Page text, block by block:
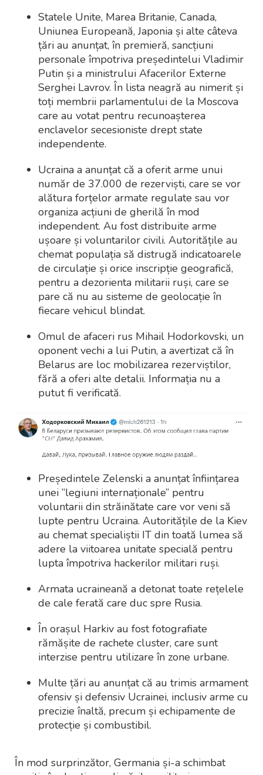
Statele Unite, Marea Britanie, Canada,
Uniunea Europeană, Japonia și alte câteva
țări au anunțat, în premieră, sancțiuni
personale împotriva președintelui Vladimir
Putin și a ministrului Afacerilor Externe
Serghei Lavrov. În lista neagră au nimerit și
toți membrii parlamentului de la Moscova
care au votat pentru recunoașterea
enclavelor secesioniste drept state
independente.
Ucraina a anunțat că a oferit arme unui
număr de 37.000 de rezerviști, care se vor
alătura forțelor armate regulate sau vor
organiza acțiuni de gherilă în mod
independent. Au fost distribuite arme
ușoare și voluntarilor civili. Autoritățile au
chemat populația să distrugă indicatoarele
de circulație și orice inscripție geografică,
pentru a dezorienta militarii ruși, care se
pare că nu au sisteme de geolocație în
fiecare vehicul blindat.
Omul de afaceri rus Mihail Hodorkovski, un
oponent vechi a lui Putin, a avertizat că în
Belarus are loc mobilizarea rezerviștilor,
fără a oferi alte detalii. Informația nu a
putut fi verificată.
Președintele Zelenski a anunțat înființarea
unei ”legiuni internaționale” pentru
voluntarii din străinătate care vor veni să
lupte pentru Ucraina. Autoritățile de la Kiev
au chemat specialiștii IT din toată lumea să
adere la viitoarea unitate specială pentru
lupta împotriva hackerilor militari ruși.
Armata ucraineană a detonat toate rețelele
de cale ferată care duc spre Rusia.
În orașul Harkiv au fost fotografiate
rămășite de rachete cluster, care sunt
interzise pentru utilizare în zone urbane.
Multe țări au anunțat că au trimis armament
ofensiv și defensiv Ucrainei, inclusiv arme cu
precizie înaltă, precum și echipamente de
protecție și combustibil.
În mod surprinzător, Germania și-a schimbat